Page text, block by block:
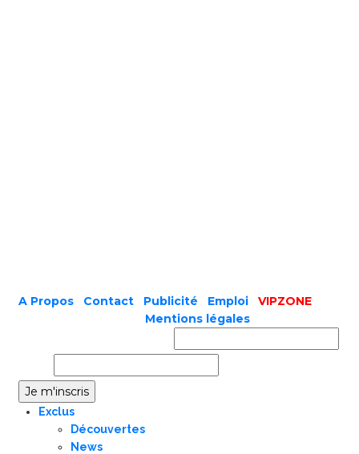
A Propos Contact Publicité Emploi
VIPZONE
Mentions légales
Exclus
Découvertes
News